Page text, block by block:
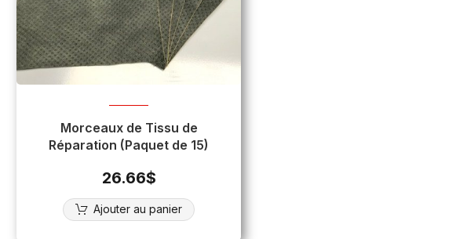
Morceaux de Tissu de
Réparation (Paquet de 15)
26.66$
Ajouter au panier